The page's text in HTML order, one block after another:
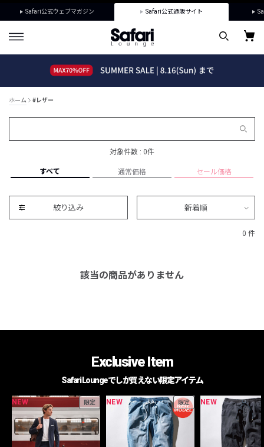
Safari公式ウェブマガジン Safari公式通販サイト
ホーム #レザー
対象件数 : 0件
すべて 通常価格 セール価格
絞り込み 新着順
0 件
該当の商品がありません
Exclusive Item
Safari Loungeでしか買えない限定アイテム
NEW 限定 NEW 限定 NEW